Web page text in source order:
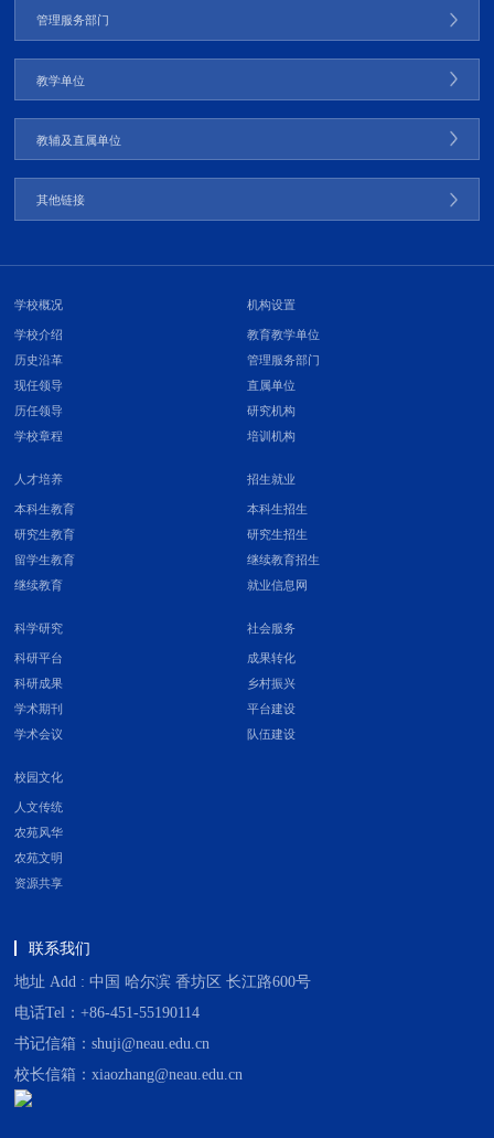
管理服务部门
教学单位
教辅及直属单位
其他链接
学校概况
学校介绍
历史沿革
现任领导
历任领导
学校章程
机构设置
教育教学单位
管理服务部门
直属单位
研究机构
培训机构
人才培养
本科生教育
研究生教育
留学生教育
继续教育
招生就业
本科生招生
研究生招生
继续教育招生
就业信息网
科学研究
科研平台
科研成果
学术期刊
学术会议
社会服务
成果转化
乡村振兴
平台建设
队伍建设
校园文化
人文传统
农苑风华
农苑文明
资源共享
联系我们
地址 Add : 中国 哈尔滨 香坊区 长江路600号
电话Tel：+86-451-55190114
书记信箱：shuji@neau.edu.cn
校长信箱：xiaozhang@neau.edu.cn